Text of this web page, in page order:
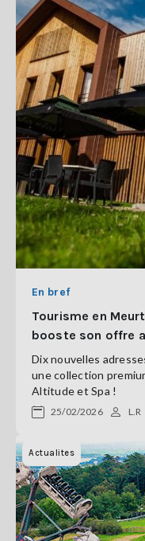
En bref
Tourisme en
booste son offre
Dix nouvelles
une collection
Altitude et Spa !
25/02/2026 L.R
Actualites